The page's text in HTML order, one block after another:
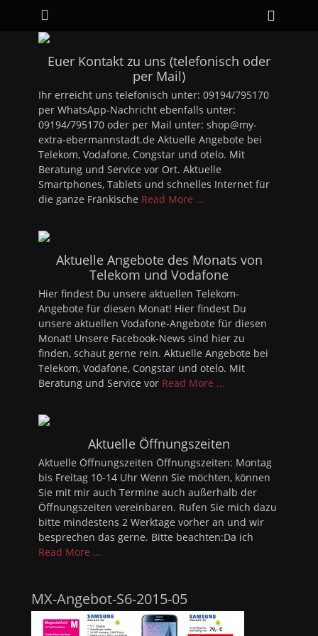
Primäres Menü
Zum
Inhalt
springen
Euer Kontakt zu uns (telefonisch oder
per Mail)
Ihr erreicht uns telefonisch unter: 09194/795170
per WhatsApp-Nachricht ebenfalls unter:
09194/795170 oder per Mail unter: shop@my-
extra-ebermannstadt.de Aktuelle Angebote bei
Telekom, Vodafone, Congstar und otelo. Mit
Beratung und Service vor Ort. Aktuelle
Smartphones, Tablets und schnelles Internet für
die ganze Fränkische Read More ...
Aktuelle Angebote des Monats von
Telekom und Vodafone
Hier findest Du unsere aktuellen Telekom-
Angebote für diesen Monat! Hier findest Du
unsere aktuellen Vodafone-Angebote für diesen
Monat! Unsere Facebook-News sind hier zu
finden, schaut gerne rein. Aktuelle Angebote bei
Telekom, Vodafone, Congstar und otelo. Mit
Beratung und Service vor Read More ...
Aktuelle Öffnungszeiten
Aktuelle Öffnungszeiten Öffnungszeiten: Montag
bis Freitag 10-14 Uhr Wenn Sie möchten, können
Sie mit mir auch Termine auch außerhalb der
Öffnungszeiten vereinbaren. Rufen Sie mich dazu
bitte mindestens 2 Werktage vorher an und wir
besprechen das gerne. Bitte beachten:Da ich
Read More ...
MX-Angebot-S6-2015-05